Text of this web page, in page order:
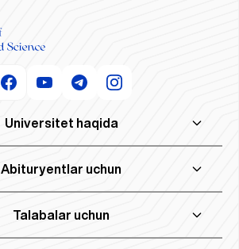
Universitet haqida
Abituryentlar uchun
Talabalar uchun